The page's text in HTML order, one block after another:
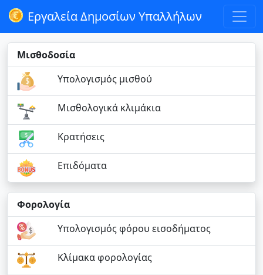
Εργαλεία Δημοσίων Υπαλλήλων
Μισθοδοσία
Υπολογισμός μισθού
Μισθολογικά κλιμάκια
Κρατήσεις
Επιδόματα
Φορολογία
Υπολογισμός φόρου εισοδήματος
Κλίμακα φορολογίας